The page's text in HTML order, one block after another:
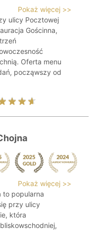
Pokaż więcej >>
ulicy Pocztowej
Gościnna,
Oferta menu
począwszy od
Pokaż więcej >>
to popularna
przy ulicy
która